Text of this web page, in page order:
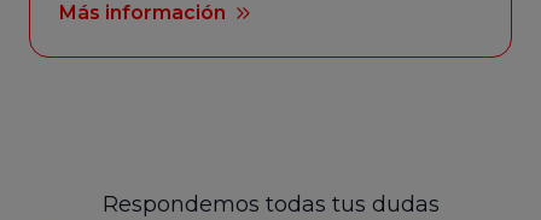
Más información
Respondemos todas tus dudas